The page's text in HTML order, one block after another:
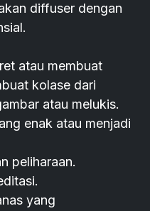
diffuser dengan
atau membuat
kolase dari
atau melukis.
enak atau menjadi
peliharaan.
yang